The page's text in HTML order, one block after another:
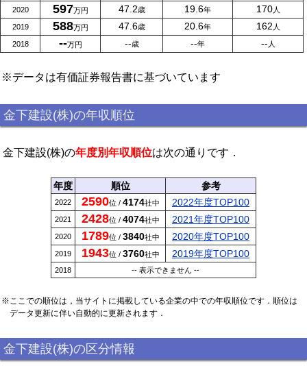
2020 597万円 47.2歳 19.6年 170人
2019 588万円 47.6歳 20.6年 162 人
2018 --万円 --歳 --年 -- 人
※データは有価証券報告書に基づいています
金下建設(株)の年収順位
金下建設(株)の年度別年収順位は次の通りです．
年度 順位 参考
2022 2590位 / 4174社中 2022年度TOP100
2021 2428位 / 4074社中 2021年度TOP100
2020 1789位 / 3840社中 2020年度TOP100
2019 1943位 / 3760社中 2019年度TOP100
2018 -- 表示できません --
※ここでの順位は，当サイトに掲載している企業の中での年収順位です．順位は
データ更新に伴い自動的に更新されます．
金下建設(株)の区分情報